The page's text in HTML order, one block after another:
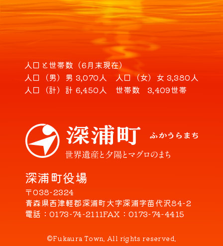
深浦町役場
〒038-2324
青森県西津軽郡深浦町大字深浦字苗代沢84-2
電話
0173-74-2111FAX 0173-74-4415
人口と世帯数（6月末現在）
人口（男） 男 3,070人 人口（女） 女 3,380人
人口（計） 計 6,450人 世帯数 3,409世帯
©Fukaura Town. All rights reserved.